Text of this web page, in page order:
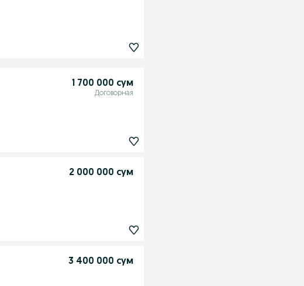
1 700 000 сум
Договорная
2 000 000 сум
3 400 000 сум